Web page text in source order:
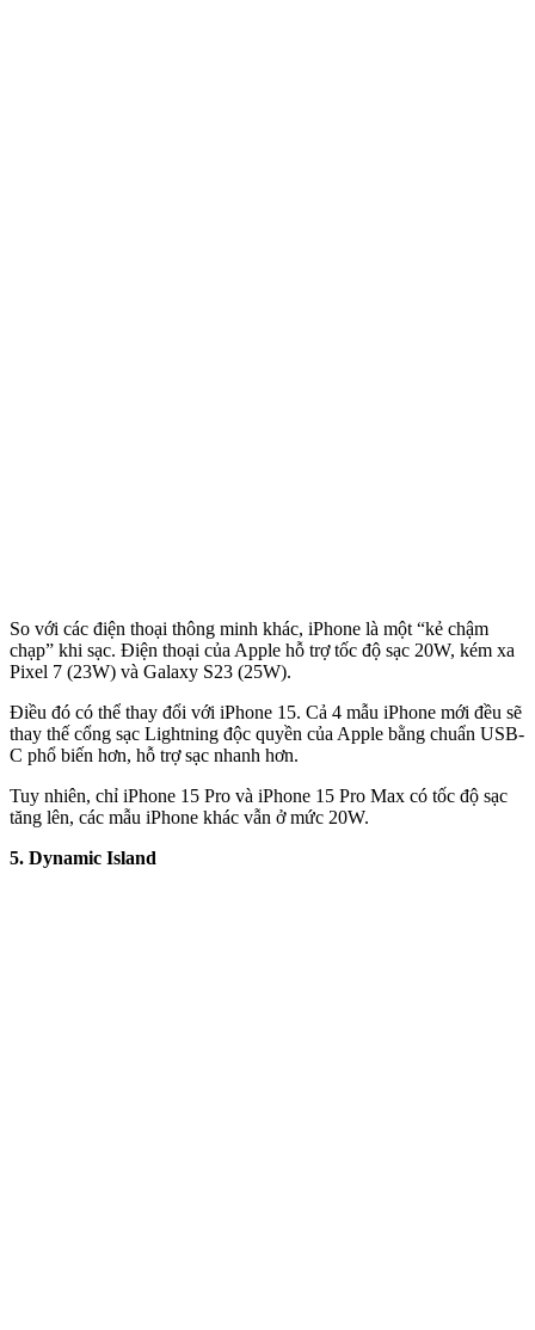
So với các điện thoại thông minh khác, iPhone là một “kẻ chậm
chạp” khi sạc. Điện thoại của Apple hỗ trợ tốc độ sạc 20W, kém xa
Pixel 7 (23W) và Galaxy S23 (25W).
Điều đó có thể thay đổi với iPhone 15. Cả 4 mẫu iPhone mới đều sẽ
thay thế cổng sạc Lightning độc quyền của Apple bằng chuẩn USB-
C phổ biến hơn, hỗ trợ sạc nhanh hơn.
Tuy nhiên, chỉ iPhone 15 Pro và iPhone 15 Pro Max có tốc độ sạc
tăng lên, các mẫu iPhone khác vẫn ở mức 20W.
5. Dynamic Island